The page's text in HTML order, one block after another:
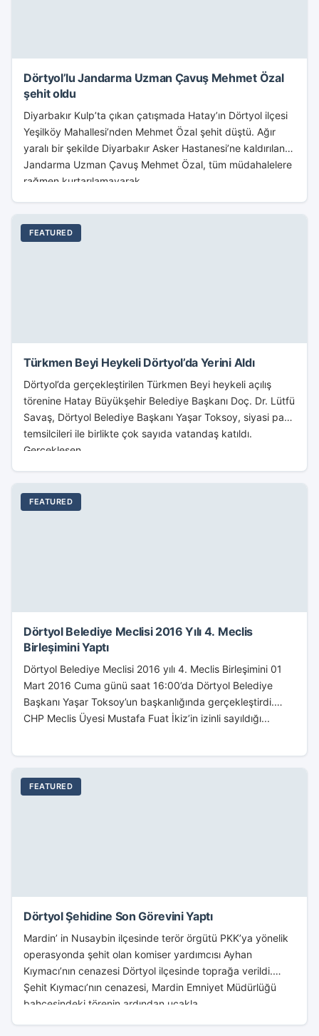
Dörtyol’lu Jandarma Uzman Çavuş Mehmet Özal
şehit oldu
Diyarbakır Kulp’ta çıkan çatışmada Hatay’ın Dörtyol ilçesi
Yeşilköy Mahallesi’nden Mehmet Özal şehit düştü. Ağır
yaralı bir şekilde Diyarbakır Asker Hastanesi’ne kaldırılan
Jandarma Uzman Çavuş Mehmet Özal, tüm müdahalelere
rağmen kurtarılamayarak...
FEATURED
Türkmen Beyi Heykeli Dörtyol’da Yerini Aldı
Dörtyol’da gerçekleştirilen Türkmen Beyi heykeli açılış
törenine Hatay Büyükşehir Belediye Başkanı Doç. Dr. Lütfü
Savaş, Dörtyol Belediye Başkanı Yaşar Toksoy, siyasi parti
temsilcileri ile birlikte çok sayıda vatandaş katıldı.
Gerçekleşen...
FEATURED
Dörtyol Belediye Meclisi 2016 Yılı 4. Meclis
Birleşimini Yaptı
Dörtyol Belediye Meclisi 2016 yılı 4. Meclis Birleşimini 01
Mart 2016 Cuma günü saat 16:00’da Dörtyol Belediye
Başkanı Yaşar Toksoy’un başkanlığında gerçekleştirdi.
CHP Meclis Üyesi Mustafa Fuat İkiz’in izinli sayıldığı...
FEATURED
Dörtyol Şehidine Son Görevini Yaptı
Mardin’ in Nusaybin ilçesinde terör örgütü PKK’ya yönelik
operasyonda şehit olan komiser yardımcısı Ayhan
Kıymacı’nın cenazesi Dörtyol ilçesinde toprağa verildi.
Şehit Kıymacı’nın cenazesi, Mardin Emniyet Müdürlüğü
bahçesindeki törenin ardından uçakla...